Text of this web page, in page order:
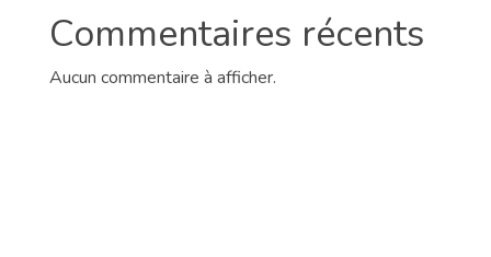
Commentaires récents
Aucun commentaire à afficher.